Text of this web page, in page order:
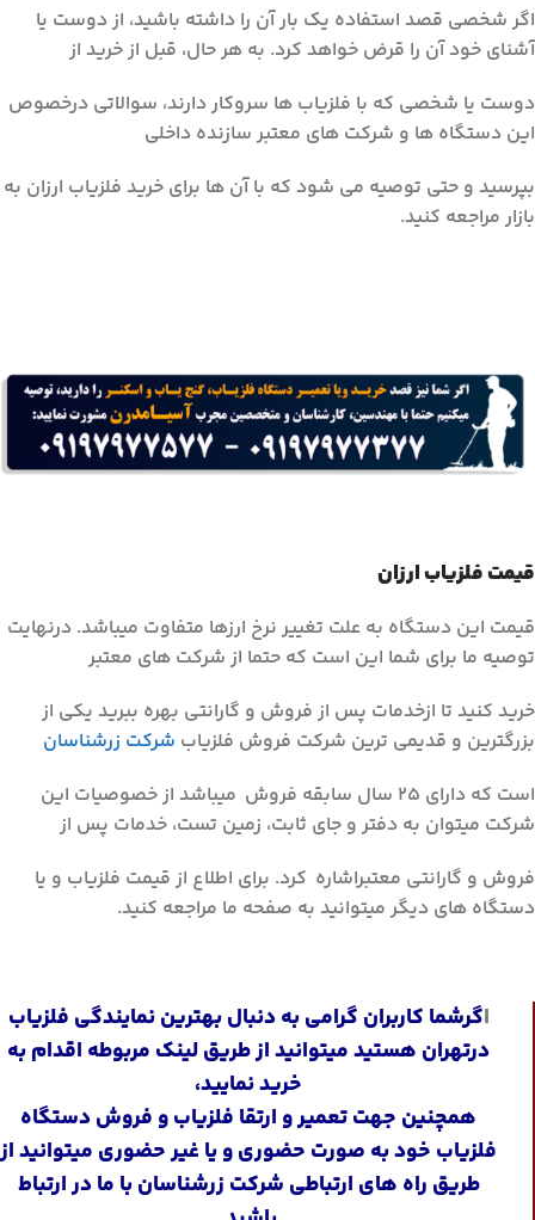
اگر شخصي قصد استفاده يک بار آن را داشته باشيد، از دوست يا
آشناي خود آن را قرض خواهد کرد. به هر حال، قبل از خريد از
دوست يا شخصي که با فلزياب ها سروکار دارند، سوالاتي درخصوص
اين دستگاه ها و شرکت هاي معتبر سازنده داخلي
بپرسيد و حتي توصيه مي شود که با آن ها براي خريد فلزياب ارزان به
بازار مراجعه کنيد.
قیمت فلزیاب ارزان
قیمت این دستگاه به علت تغییر نرخ ارزها متفاوت میباشد. درنهایت
توصیه ما برای شما این است که حتما از شرکت های معتبر
خرید کنید تا ازخدمات پس از فروش و گارانتی بهره ببرید یکی از
بزرگترین و قدیمی ترین شرکت فروش فلزیاب شرکت زرشناسان
است که دارای 25 سال سابقه فروش میباشد از خصوصیات این
شرکت میتوان به دفتر و جای ثابت، زمین تست، خدمات پس از
فروش و گارانتی معتبراشاره کرد. برای اطلاع از قیمت فلزیاب و یا
دستگاه های دیگر میتوانید به صفحه ما مراجعه کنید.
اگرشما کاربران گرامی به دنبالبهترین نمایندگی فلزیاب
درتهران هستید میتوانید از طریق لینک مربوطه اقدام به
خرید نمایید،
همچنین جهت تعمیر و ارتقا فلزیاب و فروش دستگاه
فلزیاب خود به صورت حضوری و یا غیر حضوری میتوانید از
طریق راه های ارتباطی شرکت زرشناسان با ما در ارتباط